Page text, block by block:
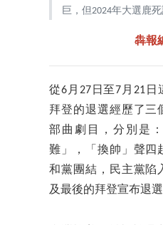
巨，但2024年大選鹿
犇報
從6月27日至7月21日
拜登的退選經歷了三
部曲劇目，分別是
難」，「換帥」聲四
和黨團結，民主黨陷
及最後的拜登宣布退